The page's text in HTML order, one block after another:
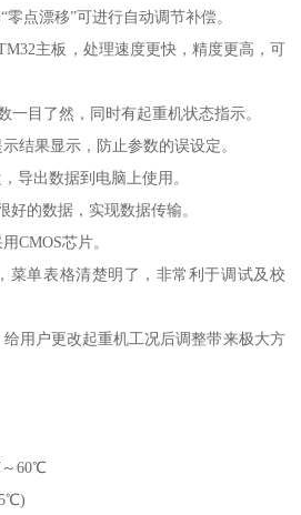
点漂移”可进行自动调节补偿。
主板，处理速度更快，精度更高，可
一目了然，同时有起重机状态指示。
结果显示，防止参数的误设定。
导出数据到电脑上使用。
好的数据，实现数据传输。
CMOS芯片。
菜单表格清楚明了，非常利于调试及校
用户更改起重机工况后调整带来极大方
60℃